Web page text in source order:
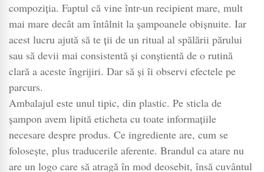
compoziția. Faptul că vine într-un recipient mare, mult
mai mare decât am întâlnit la șampoanele obișnuite. Iar
acest lucru ajută să te ții de un ritual al spălării părului
sau să devii mai consistentă și conștientă de o rutină
clară a aceste îngrijiri. Dar să și îi observi efectele pe
parcurs.
Ambalajul este unul tipic, din plastic. Pe sticla de
șampon avem lipită eticheta cu toate informațiile
necesare despre produs. Ce ingrediente are, cum se
folosește, plus traducerile aferente. Brandul ca atare nu
are un logo care să atragă în mod deosebit, însă cuvântul